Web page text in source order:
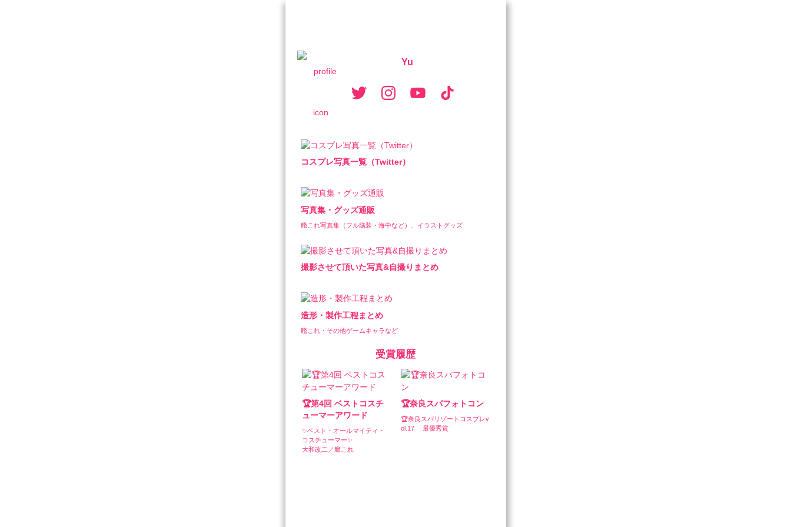
Yu
コスプレ写真一覧（Twitter）
写真集・グッズ通販
艦これ写真集（フル艤装・海中など）、イラストグッズ
撮影させて頂いた写真&自撮りまとめ
造形・製作工程まとめ
艦これ・その他ゲームキャラなど
受賞履歴
🏆第4回 ベストコスチ
ューマーアワード
✨ベスト・オールマイティ・
コスチューマー✨
大和改二／艦これ
🏆奈良スパフォトコン
🏆奈良スパリゾートコスプレv
ol.17 　最優秀賞